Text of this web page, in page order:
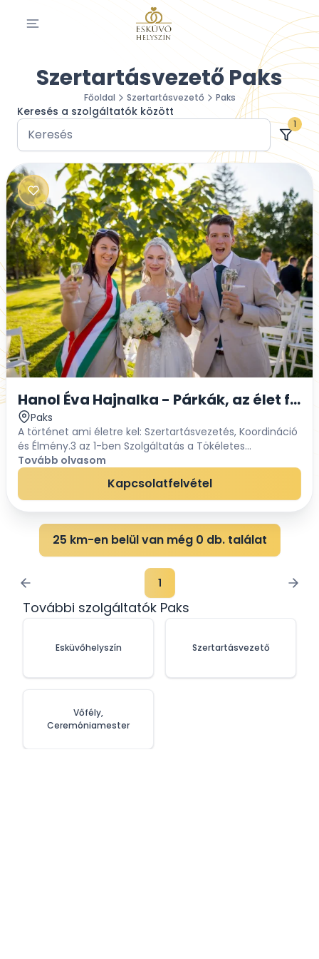
Szertartásvezető Paks
Főoldal Szertartásvezető Paks
Keresés a szolgáltatók között
1
Hanol Éva Hajnalka - Párkák, az élet
Paks
A történet ami életre kel: Szertartásvezetés, Koordináció
és Élmény.3 az 1-ben Szolgáltatás a Tökéletes
Esküvőért! Képzelj el egy klasszikus szertartást, ami
maga a letisztult elegancia, vagy ép...
Tovább olvasom
Kapcsolatfelvétel
25 km-en belül van még 0 db. találat
1
További szolgáltatók Paks
Esküvőhelyszín
Vőfély,
Ceremóniamester
Szertartásvezető